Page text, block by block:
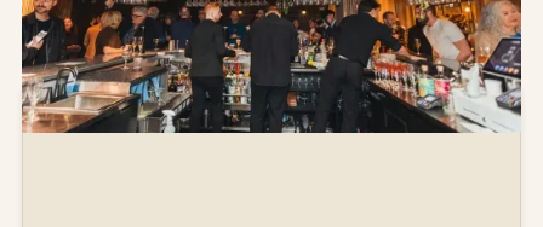
Réservez votre table en ligne en ligne en quelques clics avec
notre partenaire Libro.